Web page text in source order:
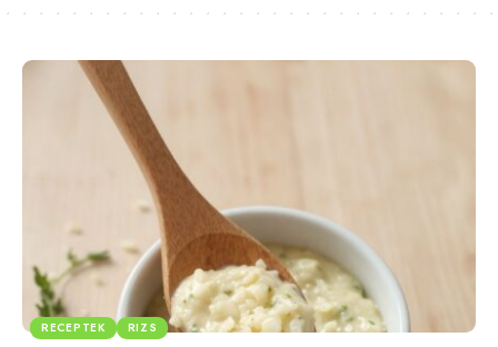
RECEPTEK RIZS